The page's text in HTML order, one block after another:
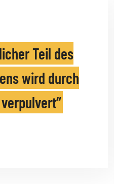
Teil des
wird durch